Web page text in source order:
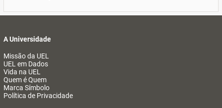
A Universidade
Missão da UEL
UEL em Dados
Vida na UEL
Quem é Quem
Marca Símbolo
Política de Privacidade